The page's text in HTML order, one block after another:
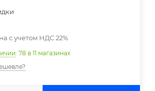
с учетом НДС 22%
: 78 в 11 магазинах